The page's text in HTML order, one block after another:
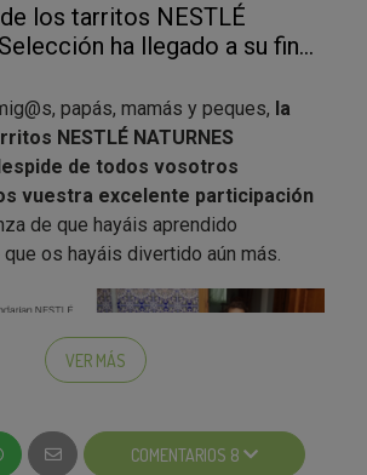
los tarritos NESTLÉ
ha llegado a su fin…
papás, mamás y peques, la
NESTLÉ NATURNES
de todos vosotros
vuestra excelente participación
de que hayáis aprendido
os hayáis divertido aún más.
VER MÁS
COMENTARIOS 8